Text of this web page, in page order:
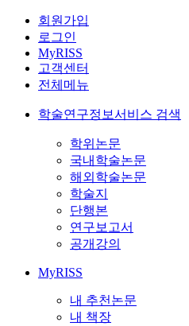
회원가입
로그인
MyRISS
고객센터
전체메뉴
학술연구정보서비스 검색
학위논문
국내학술논문
해외학술논문
학술지
단행본
연구보고서
공개강의
MyRISS
내 추천논문
내 책장